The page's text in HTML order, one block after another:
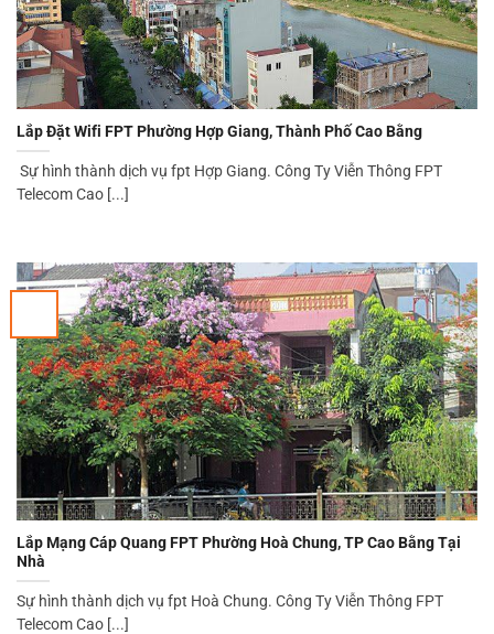
Lắp Đặt Wifi FPT Phường Hợp Giang, Thành Phố Cao Bằng
Sự hình thành dịch vụ fpt Hợp Giang. Công Ty Viễn Thông FPT
Telecom Cao [...]
Lắp Mạng Cáp Quang FPT Phường Hoà Chung, TP Cao Bằng Tại
Nhà
Sự hình thành dịch vụ fpt Hoà Chung. Công Ty Viễn Thông FPT
Telecom Cao [...]